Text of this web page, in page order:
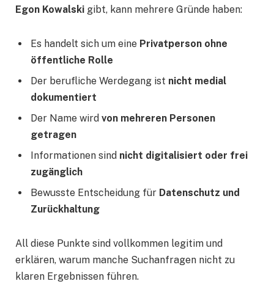
Egon Kowalski gibt, kann mehrere Gründe haben:
Es handelt sich um eine Privatperson ohne
öffentliche Rolle
Der berufliche Werdegang ist nicht medial
dokumentiert
Der Name wird von mehreren Personen
getragen
Informationen sind nicht digitalisiert oder frei
zugänglich
Bewusste Entscheidung für Datenschutz und
Zurückhaltung
All diese Punkte sind vollkommen legitim und
erklären, warum manche Suchanfragen nicht zu
klaren Ergebnissen führen.